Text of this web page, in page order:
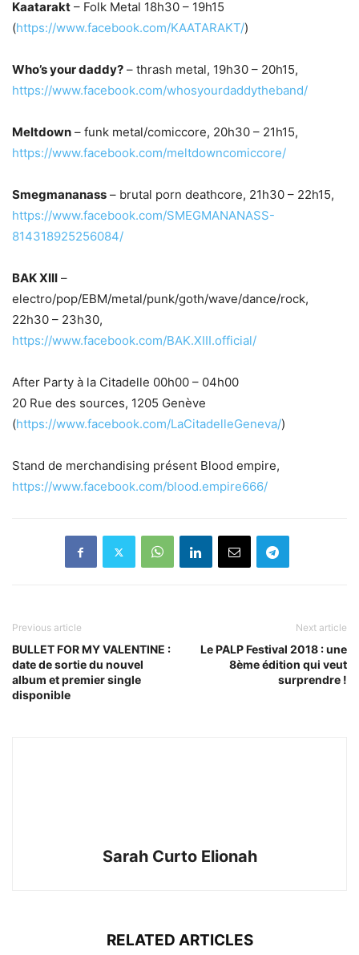
Kaatarakt – Folk Metal 18h30 – 19h15
(https://www.facebook.com/KAATARAKT/)
Who’s your daddy? – thrash metal, 19h30 – 20h15,
https://www.facebook.com/whosyourdaddytheband/
Meltdown – funk metal/comiccore, 20h30 – 21h15,
https://www.facebook.com/meltdowncomiccore/
Smegmananass – brutal porn deathcore, 21h30 – 22h15,
https://www.facebook.com/SMEGMANANASS-
814318925256084/
BAK XIII –
electro/pop/EBM/metal/punk/goth/wave/dance/rock,
22h30 – 23h30,
https://www.facebook.com/BAK.XIII.official/
After Party à la Citadelle 00h00 – 04h00
20 Rue des sources, 1205 Genève
(https://www.facebook.com/LaCitadelleGeneva/)
Stand de merchandising présent Blood empire,
https://www.facebook.com/blood.empire666/
Previous article
BULLET FOR MY VALENTINE :
date de sortie du nouvel
album et premier single
disponible
Next article
Le PALP Festival 2018 : une
8ème édition qui veut
surprendre !
Sarah Curto Elionah
RELATED ARTICLES